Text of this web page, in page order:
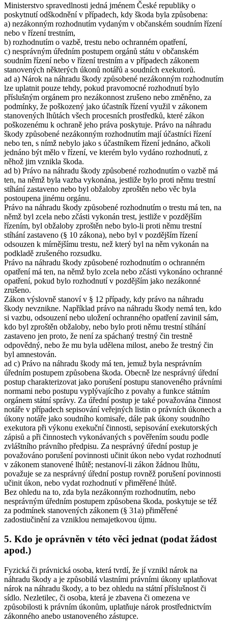
Ministerstvo spravedlnosti jedná jménem České republiky o
poskytnutí odškodnění v případech, kdy škoda byla způsobena:
a) nezákonným rozhodnutím vydaným v občanském soudním řízení
nebo v řízení trestním,
b) rozhodnutím o vazbě, trestu nebo ochranném opatření,
c) nesprávným úředním postupem orgánů státu v občanském
soudním řízení nebo v řízení trestním a v případech zákonem
stanovených některých úkonů notářů a soudních exekutorů.
ad a) Nárok na náhradu škody způsobené nezákonným rozhodnutím
lze uplatnit pouze tehdy, pokud pravomocné rozhodnutí bylo
příslušným orgánem pro nezákonnost zrušeno nebo změněno, za
podmínky, že poškozený jako účastník řízení využil v zákonem
stanovených lhůtách všech procesních prostředků, které zákon
poškozenému k ochraně jeho práva poskytuje. Právo na náhradu
škody způsobené nezákonným rozhodnutím mají účastníci řízení
nebo ten, s nímž nebylo jako s účastníkem řízení jednáno, ačkoli
jednáno být mělo v řízení, ve kterém bylo vydáno rozhodnutí, z
něhož jim vznikla škoda.
ad b) Právo na náhradu škody způsobené rozhodnutím o vazbě má
ten, na němž byla vazba vykonána, jestliže bylo proti němu trestní
stíhání zastaveno nebo byl obžaloby zproštěn nebo věc byla
postoupena jinému orgánu.
Právo na náhradu škody způsobené rozhodnutím o trestu má ten, na
němž byl zcela nebo zčásti vykonán trest, jestliže v pozdějším
řízením, byl obžaloby zproštěn nebo bylo-li proti němu trestní
stíhání zastaveno (§ 10 zákona), nebo byl v pozdějším řízení
odsouzen k mírnějšímu trestu, než který byl na něm vykonán na
podkladě zrušeného rozsudku.
Právo na náhradu škody způsobené rozhodnutím o ochranném
opatření má ten, na němž bylo zcela nebo zčásti vykonáno ochranné
opatření, pokud bylo rozhodnutí v pozdějším jako nezákonné
zrušeno.
Zákon výslovně stanoví v § 12 případy, kdy právo na náhradu
škody nevznikne. Například právo na náhradu škody nemá ten, kdo
si vazbu, odsouzení nebo uložení ochranného opatření zavinil sám,
kdo byl zproštěn obžaloby, nebo bylo proti němu trestní stíhání
zastaveno jen proto, že není za spáchaný trestný čin trestně
odpovědný, nebo že mu byla udělena milost, anebo že trestný čin
byl amnestován.
ad c) Právo na náhradu škody má ten, jemuž byla nesprávním
úředním postupem způsobena škoda. Obecně lze nesprávný úřední
postup charakterizovat jako porušení postupu stanoveného právními
normami nebo postupu vyplývajícího z povahy a funkce státním
orgánem státní správy. Za úřední postup je také považována činnost
notáře v případech sepisování veřejných listin o právních úkonech a
úkony notáře jako soudního komisaře, dále pak úkony soudního
exekutora při výkonu exekuční činnosti, sepisování exekutorských
zápisů a při činnostech vykonávaných s pověřením soudu podle
zvláštního právního předpisu. Za nesprávný úřední postup je
považováno porušení povinnosti učinit úkon nebo vydat rozhodnutí
v zákonem stanovené lhůtě; nestanoví-li zákon žádnou lhůtu,
považuje se za nesprávný úřední postup rovněž porušení povinnosti
učinit úkon, nebo vydat rozhodnutí v přiměřené lhůtě.
Bez ohledu na to, zda byla nezákonným rozhodnutím, nebo
nesprávným úředním postupem způsobena škoda, poskytuje se též
za podmínek stanovených zákonem (§ 31a) přiměřené
zadostiučinění za vzniklou nemajetkovou újmu.
5. Kdo je oprávněn v této věci jednat (podat žádost
apod.)
Fyzická či právnická osoba, která tvrdí, že jí vznikl nárok na
náhradu škody a je způsobilá vlastními právními úkony uplatňovat
nárok na náhradu škody, a to bez ohledu na státní příslušnost či
sídlo. Nezletilec, či osoba, která je zbavena či omezena ve
způsobilosti k právním úkonům, uplatňuje nárok prostřednictvím
zákonného anebo ustanoveného zástupce.